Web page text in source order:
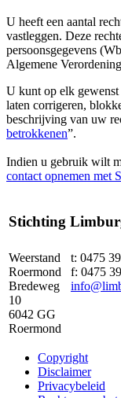
U heeft een aantal
vastleggen. Deze
persoonsgegevens
Algemene
U kunt op elk
laten corrigeren,
beschrijving van uw
betrokkenen”.
Indien u gebruik wilt
contact opnemen met
Stichting
Weerstand
Roermond
Bredeweg
10
6042 GG
Roermond
t: 0475
f: 0475
Copyright
Disclaimer
Privacybeleid